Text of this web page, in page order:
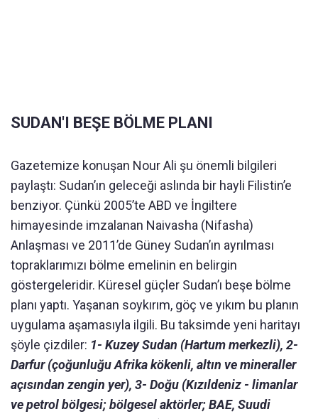
SUDAN'I BEŞE BÖLME PLANI
Gazetemize konuşan Nour Ali şu önemli bilgileri
paylaştı: Sudan’ın geleceği aslında bir hayli Filistin’e
benziyor. Çünkü 2005’te ABD ve İngiltere
himayesinde imzalanan Naivasha (Nifasha)
Anlaşması ve 2011’de Güney Sudan’ın ayrılması
topraklarımızı bölme emelinin en belirgin
göstergeleridir. Küresel güçler Sudan’ı beşe bölme
planı yaptı. Yaşanan soykırım, göç ve yıkım bu planın
uygulama aşamasıyla ilgili. Bu taksimde yeni haritayı
şöyle çizdiler: 1- Kuzey Sudan (Hartum merkezli), 2-
Darfur (çoğunluğu Afrika kökenli, altın ve mineraller
açısından zengin yer), 3- Doğu (Kızıldeniz - limanlar
ve petrol bölgesi; bölgesel aktörler; BAE, Suudi